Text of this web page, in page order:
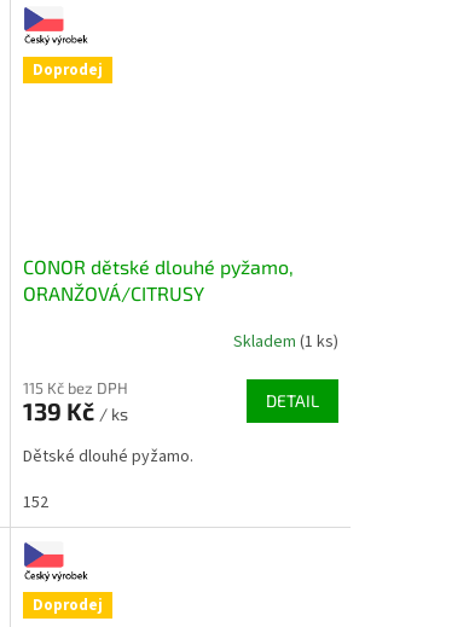
Doprodej
CONOR dětské dlouhé pyžamo,
ORANŽOVÁ/CITRUSY
Skladem (1 ks)
115 Kč bez DPH
139 Kč / ks
DETAIL
Dětské dlouhé pyžamo.
152
Doprodej